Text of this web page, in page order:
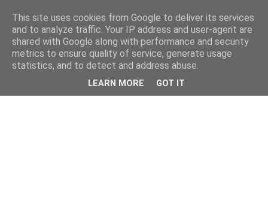
This site uses cookies from Google to deliver its services
and to analyze traffic. Your IP address and user-agent are
shared with Google along with performance and security
metrics to ensure quality of service, generate usage
statistics, and to detect and address abuse.
LEARN MORE GOT IT